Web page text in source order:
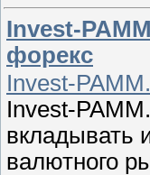
Invest-
форекс
Invest-
Invest-
вкладывать
валютного